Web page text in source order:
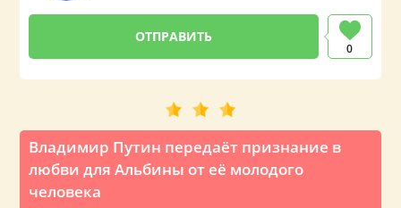
0
Владимир Путин передаёт признание в
любви для Альбины от её молодого
человека